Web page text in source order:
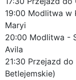
19:00 Modlitwa w
Maryi
20:00 Modlitwa -
Avila
21:30 Przejazd
Betlejemskie)